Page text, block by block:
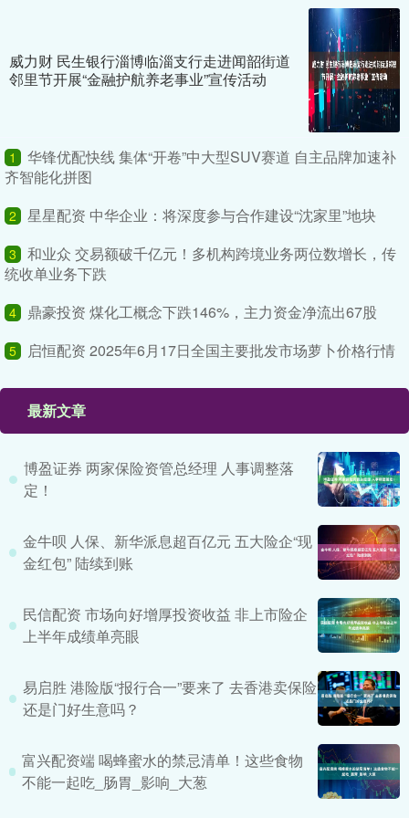
威力财 民生银行淄博临淄支行走进闻韶街道
邻里节开展“金融护航养老事业”宣传活动
1
华锋优配快线 集体“开卷”中大型SUV赛道 自主品牌加速补
齐智能化拼图
2 星星配资 中华企业：将深度参与合作建设“沈家里”地块
3
和业众 交易额破千亿元！多机构跨境业务两位数增长，传
统收单业务下跌
4 鼎豪投资 煤化工概念下跌146%，主力资金净流出67股
5 启恒配资 2025年6月17日全国主要批发市场萝卜价格行情
最新文章
博盈证券 两家保险资管总经理 人事调整落
定！
金牛呗 人保、新华派息超百亿元 五大险企“现
金红包” 陆续到账
民信配资 市场向好增厚投资收益 非上市险企
上半年成绩单亮眼
易启胜 港险版“报行合一”要来了 去香港卖保险
还是门好生意吗？
富兴配资端 喝蜂蜜水的禁忌清单！这些食物
不能一起吃_肠胃_影响_大葱